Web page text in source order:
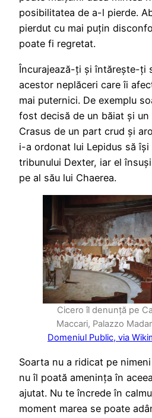
posibilitatea de a-l pierde.
pierdut cu mai puțin
poate fi regretat.
Încurajează-ți și întărește-ți
acestor neplăceri care îi
mai puternici. De exemplu
fost decisă de un băiat și un
Crasus de un part crud și
i-a ordonat lui Lepidus să își
tribunului Dexter, iar el
pe al său lui Chaerea.
Cicero îl denunță pe
Maccari, Palazzo
Domeniul Public, via
Soarta nu a ridicat pe
nu îl poată amenința în
ajutat. Nu te încrede în
moment marea se poate